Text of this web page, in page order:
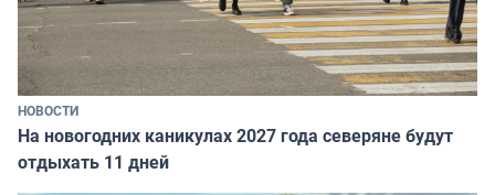
НОВОСТИ
На новогодних каникулах 2027 года северяне будут
отдыхать 11 дней